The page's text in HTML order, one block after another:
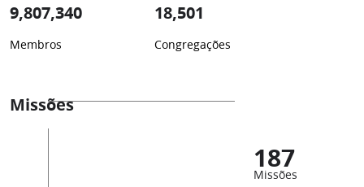
9,807,340
Membros
18,501
Congregações
Missões
187
Missões